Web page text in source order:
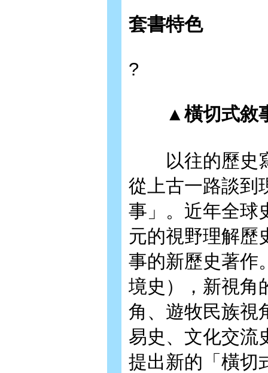
套書特色
?
▲橫切式敘事
以往的歷史寫
從上古一路談到
事」。近年全球
元的視野理解歷
事的新歷史著作
境史），新視角
角、遊牧民族視
易史、文化交流
提出新的「橫切